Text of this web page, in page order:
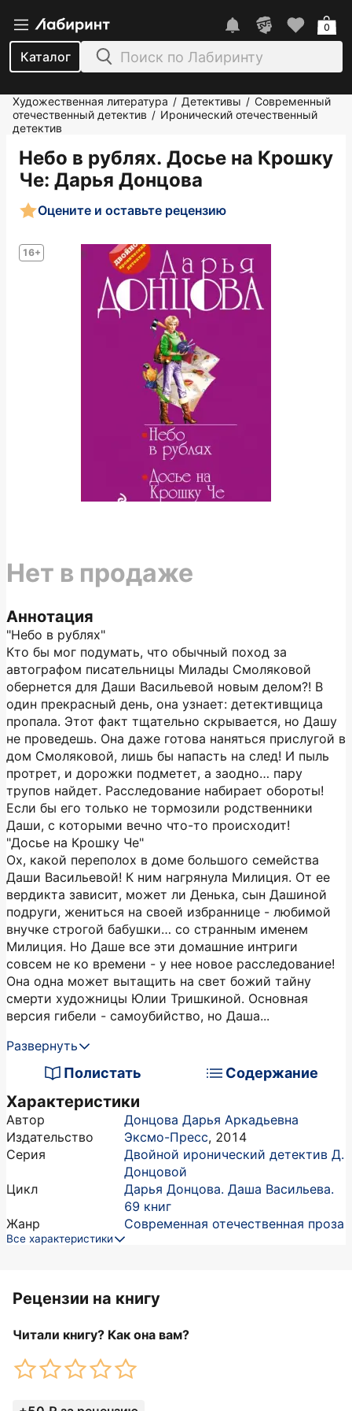
Каталог
0
Художественная литература / Детективы / Современный
отечественный детектив / Иронический отечественный
детектив
Небо в рублях. Досье на Крошку
Че: Дарья Донцова
16+
Оцените и оставьте рецензию
Аннотация
"Небо в рублях"
Кто бы мог подумать, что обычный поход за
автографом писательницы Милады Смоляковой
обернется для Даши Васильевой новым делом?! В
один прекрасный день, она узнает: детективщица
пропала. Этот факт тщательно скрывается, но Дашу
не проведешь. Она даже готова наняться прислугой в
дом Смоляковой, лишь бы напасть на след! И пыль
протрет, и дорожки подметет, а заодно… пару
трупов найдет. Расследование набирает обороты!
Если бы его только не тормозили родственники
Даши, с которыми вечно что-то происходит!
"Досье на Крошку Че"
Ох, какой переполох в доме большого семейства
Даши Васильевой! К ним нагрянула Милиция. От ее
вердикта зависит, может ли Денька, сын Дашиной
подруги, жениться на своей избраннице - любимой
внучке строгой бабушки… со странным именем
Милиция. Но Даше все эти домашние интриги
совсем не ко времени - у нее новое расследование!
Она одна может вытащить на свет божий тайну
смерти художницы Юлии Тришкиной. Основная
версия гибели - самоубийство, но Даша...
Развернуть
Полистать Содержание
Характеристики
Автор
Донцова Дарья Аркадьевна
Издательство
Эксмо-Пресс, 2014
Серия
Двойной иронический детектив Д.
Донцовой
Цикл
Дарья Донцова. Даша Васильева.
69 книг
Жанр
Современная отечественная проза
Все характеристики
Нет в продаже
Рецензии на книгу
Читали книгу? Как она вам?